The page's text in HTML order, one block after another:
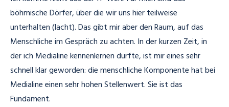
böhmische Dörfer, über die wir uns hier teilweise
unterhalten (lacht). Das gibt mir aber den Raum, auf das
Menschliche im Gespräch zu achten. In der kurzen Zeit, in
der ich Medialine kennenlernen durfte, ist mir eines sehr
schnell klar geworden: die menschliche Komponente hat bei
Medialine einen sehr hohen Stellenwert. Sie ist das
Fundament.